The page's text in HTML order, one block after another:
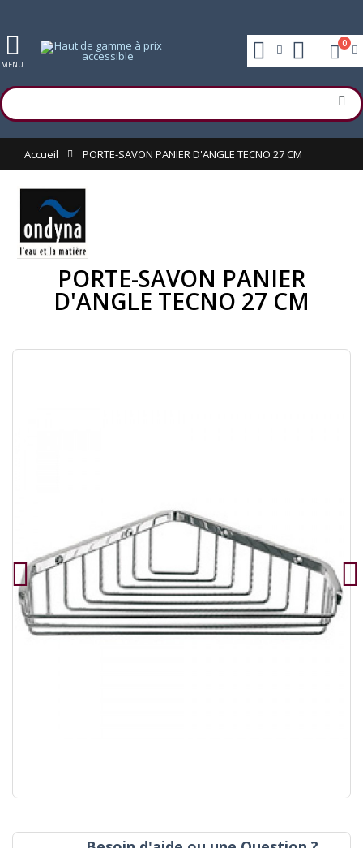
MENU
0
Accueil PORTE-SAVON PANIER D'ANGLE TECNO 27 CM
PORTE-SAVON PANIER
D'ANGLE TECNO 27 CM